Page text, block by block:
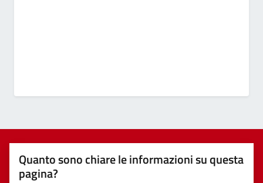
Quanto sono chiare le informazioni su questa
pagina?